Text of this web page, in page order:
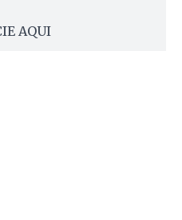
AQUI